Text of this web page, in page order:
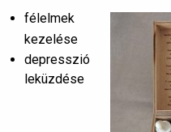
félelmek
kezelése
depresszió
leküzdése